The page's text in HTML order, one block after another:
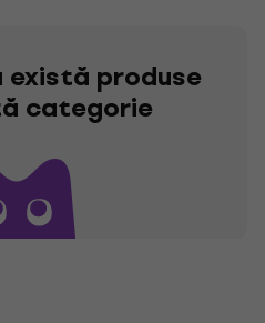
există produse
categorie